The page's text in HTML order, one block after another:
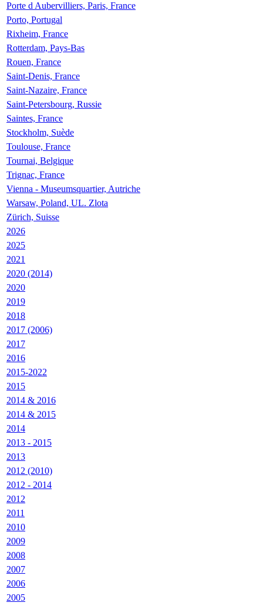
Porte d Aubervilliers, Paris, France
Porto, Portugal
Rixheim, France
Rotterdam, Pays-Bas
Rouen, France
Saint-Denis, France
Saint-Nazaire, France
Saint-Petersbourg, Russie
Saintes, France
Stockholm, Suède
Toulouse, France
Tournai, Belgique
Trignac, France
Vienna - Museumsquartier, Autriche
Warsaw, Poland, UL. Zlota
Zürich, Suisse
2026
2025
2021
2020 (2014)
2020
2019
2018
2017 (2006)
2017
2016
2015-2022
2015
2014 & 2016
2014 & 2015
2014
2013 - 2015
2013
2012 (2010)
2012 - 2014
2012
2011
2010
2009
2008
2007
2006
2005